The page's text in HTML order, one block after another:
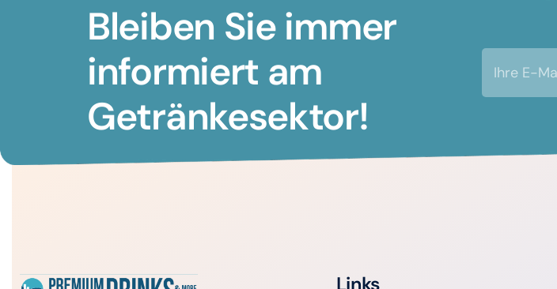
Bleiben Sie immer
informiert am
Getränkesektor!
Links